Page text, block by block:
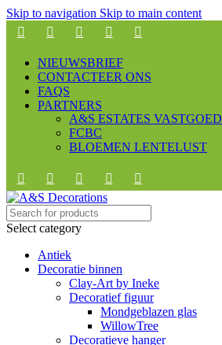
Skip to navigation Skip to main content
NIEUWSBRIEF
CONTACTEER ONS
FAQS
PARTNERS
A&S ESTATES VASTGOED
FCBC
BLOEMEN LENTELUST
Select category
Antiek
Decoratie binnen
Clay-Art by Ineke
Decoratief figuur
Mondgeblazen glas
WillowTree
Decoratieve hanger